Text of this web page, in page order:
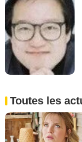
Toutes les